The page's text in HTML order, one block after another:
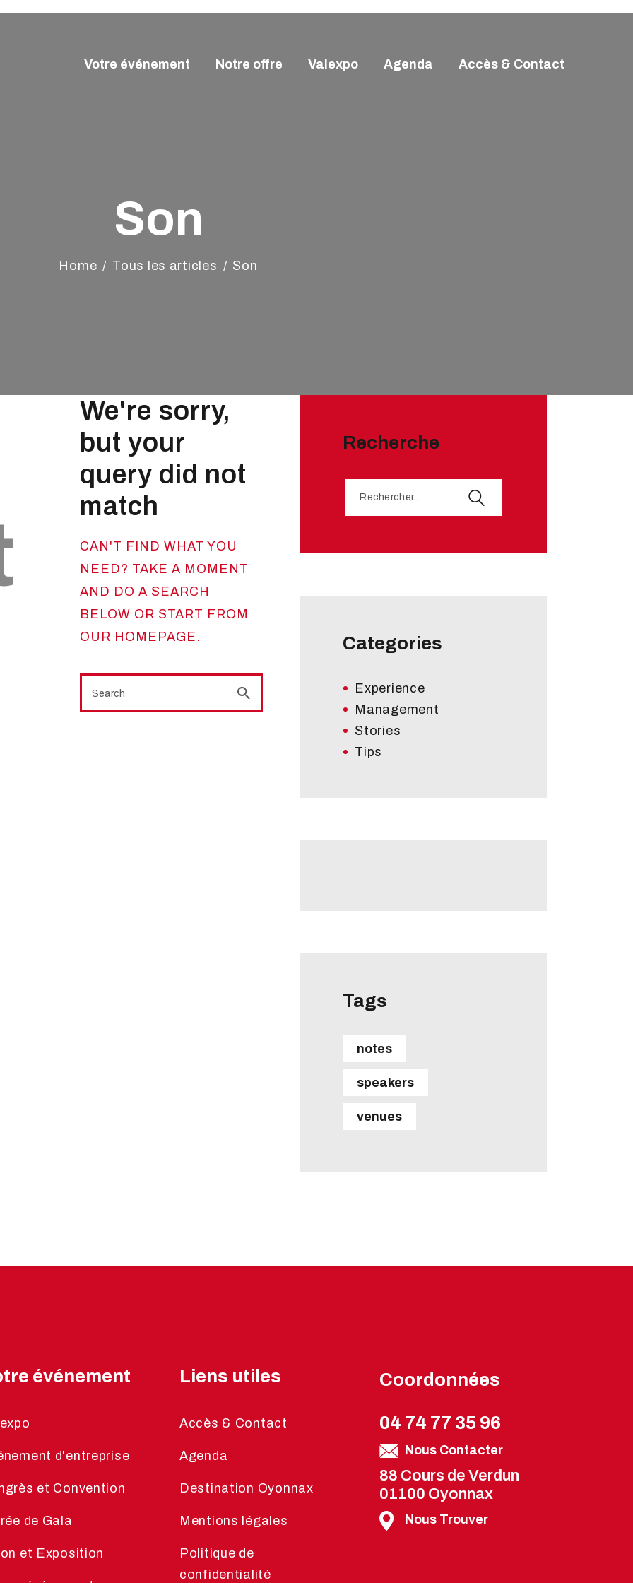
Votre événement Notre offre Valexpo Agenda Accès & Contact
Son
Home Tous les articles Son
VALEXPO OYONNAX
ÉVÉNEMENT
We're sorry,
but your
query did not
match
CAN'T FIND WHAT YOU
NEED? TAKE A MOMENT
AND DO A SEARCH
BELOW OR START FROM
OUR HOMEPAGE .
Recherche
Categories
Experience
Management
Stories
Tips
Tags
notes
speakers
venues
événement
d'entreprise
et Convention
de Gala
et Exposition
Liens utiles
Accès & Contact
Agenda
Destination Oyonnax
Mentions légales
Politique de
confidentialité
Coordonnées
04 74 77 35 96
Nous Contacter
88 Cours de Verdun
01100 Oyonnax
Nous Trouver